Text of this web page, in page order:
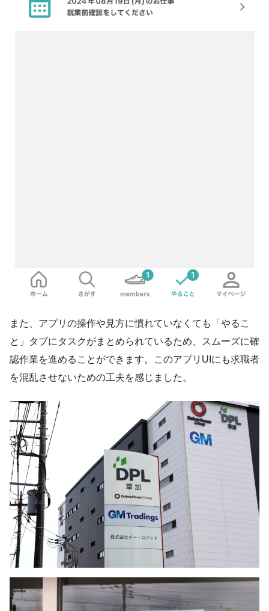
また、アプリの操作や見方に慣れていなくても「やるこ
と」タブにタスクがまとめられているため、スムーズに確
認作業を進めることができます。このアプリUIにも求職者
を混乱させないための工夫を感じました。